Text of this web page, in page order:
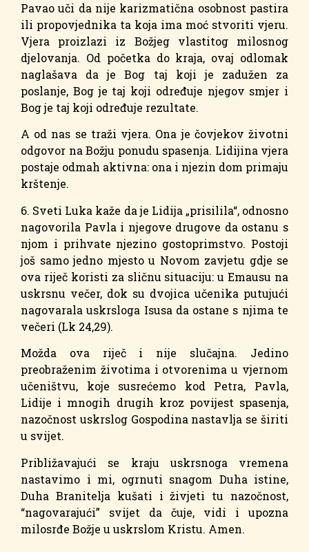
Pavao uči da nije karizmatična osobnost pastira
ili propovjednika ta koja ima moć stvoriti vjeru.
Vjera proizlazi iz Božjeg vlastitog milosnog
djelovanja. Od početka do kraja, ovaj odlomak
naglašava da je Bog taj koji je zadužen za
poslanje, Bog je taj koji određuje njegov smjer i
Bog je taj koji određuje rezultate.
A od nas se traži vjera. Ona je čovjekov životni
odgovor na Božju ponudu spasenja. Lidijina vjera
postaje odmah aktivna: ona i njezin dom primaju
krštenje.
6. Sveti Luka kaže da je Lidija „prisilila“, odnosno
nagovorila Pavla i njegove drugove da ostanu s
njom i prihvate njezino gostoprimstvo. Postoji
još samo jedno mjesto u Novom zavjetu gdje se
ova riječ koristi za sličnu situaciju: u Emausu na
uskrsnu večer, dok su dvojica učenika putujući
nagovarala uskrsloga Isusa da ostane s njima te
večeri (Lk 24,29).
Možda ova riječ i nije slučajna. Jedino
preobraženim životima i otvorenima u vjernom
učeništvu, koje susrećemo kod Petra, Pavla,
Lidije i mnogih drugih kroz povijest spasenja,
nazočnost uskrslog Gospodina nastavlja se širiti
u svijet.
Približavajući se kraju uskrsnoga vremena
nastavimo i mi, ogrnuti snagom Duha istine,
Duha Branitelja kušati i živjeti tu nazočnost,
“nagovarajući” svijet da čuje, vidi i upozna
milosrđe Božje u uskrslom Kristu. Amen.